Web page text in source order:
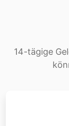
14-tägige